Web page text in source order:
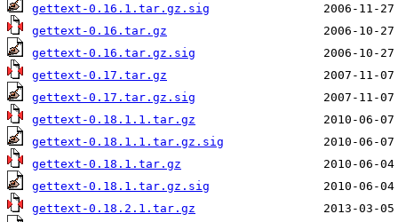
gettext-0.16.1.tar.gz.sig
gettext-0.16.tar.gz
gettext-0.16.tar.gz.sig
gettext-0.17.tar.gz
gettext-0.17.tar.gz.sig
gettext-0.18.1.1.tar.gz
gettext-0.18.1.1.tar.gz.sig
gettext-0.18.1.tar.gz
gettext-0.18.1.tar.gz.sig
gettext-0.18.2.1.tar.gz